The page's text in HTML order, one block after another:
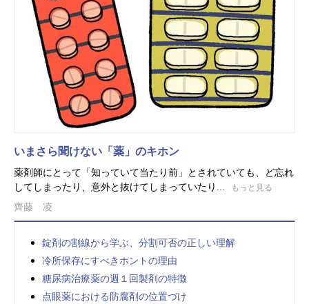
いまさら聞けない「薬」のキホン
薬剤師にとって「知っていて当たり前」とされていても、ど忘れ
してしまったり、意外と抜けてしまっていたり...
もっと見る
齊藤 凌
錠剤の割線から学ぶ、分割可否の正しい理解
冷所保存にすべきホントの理由
糖尿病治療薬の週１回製剤の特徴
点眼薬における防腐剤の位置づけ